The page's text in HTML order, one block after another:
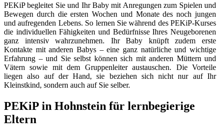
PEKiP begleitet Sie und Ihr Baby mit Anregungen zum Spielen und
Bewegen durch die ersten Wochen und Monate des noch jungen
und aufregenden Lebens. So lernen Sie während des PEKiP-Kurses
die individuellen Fähigkeiten und Bedürfnisse Ihres Neugeborenen
ganz intensiv wahrzunehmen. Ihr Baby knüpft zudem erste
Kontakte mit anderen Babys – eine ganz natürliche und wichtige
Erfahrung – und Sie selbst können sich mit anderen Müttern und
Vätern sowie mit dem Gruppenleiter austauschen. Die Vorteile
liegen also auf der Hand, sie beziehen sich nicht nur auf Ihr
Kleinstkind, sondern auch auf Sie selber.
PEKiP in Hohnstein für lernbegierige
Eltern